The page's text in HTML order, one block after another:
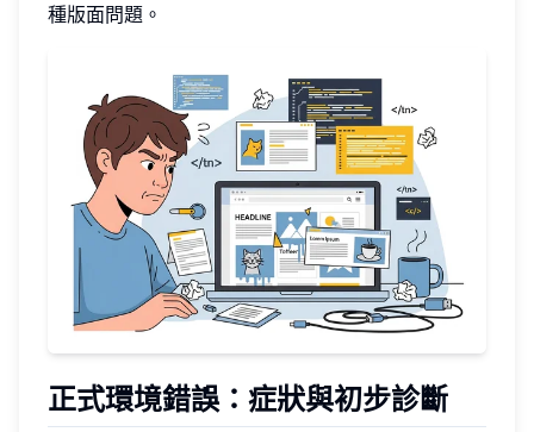
種版面問題。
正式環境錯誤：症狀與初步診斷